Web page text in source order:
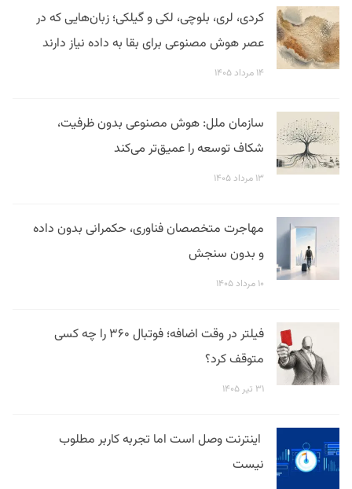
کردی، لری، بلوچی، لکی و گیلکی؛ زبان‌هایی که در
عصر هوش مصنوعی برای بقا به داده نیاز دارند
۱۴ مرداد ۱۴۰۵
سازمان ملل: هوش مصنوعی بدون ظرفیت،
شکاف توسعه را عمیق‌تر می‌کند
۱۳ مرداد ۱۴۰۵
مهاجرت متخصصان فناوری، حکمرانی بدون داده
و بدون سنجش
۱۰ مرداد ۱۴۰۵
فیلتر در وقت اضافه؛ فوتبال ۳۶۰ را چه کسی
متوقف کرد؟
۳۱ تیر ۱۴۰۵
اینترنت وصل است اما تجربه کاربر مطلوب
نیست